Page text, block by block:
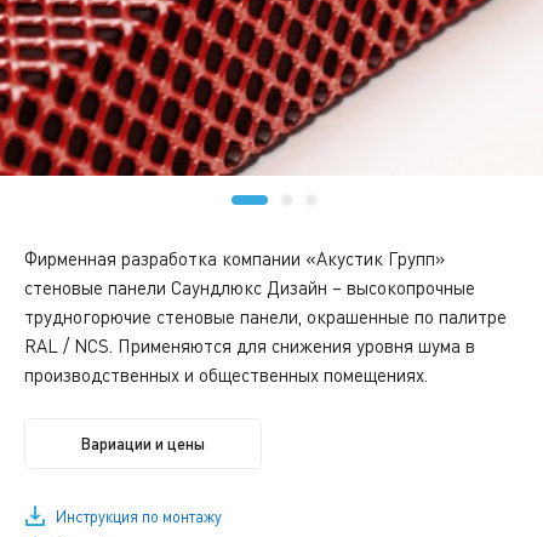
Фирменная разработка компании «Акустик Групп»
стеновые панели Саундлюкс Дизайн – высокопрочные
трудногорючие стеновые панели, окрашенные по палитре
RAL / NCS. Применяются для снижения уровня шума в
производственных и общественных помещениях.
Вариации и цены
Инструкция по монтажу